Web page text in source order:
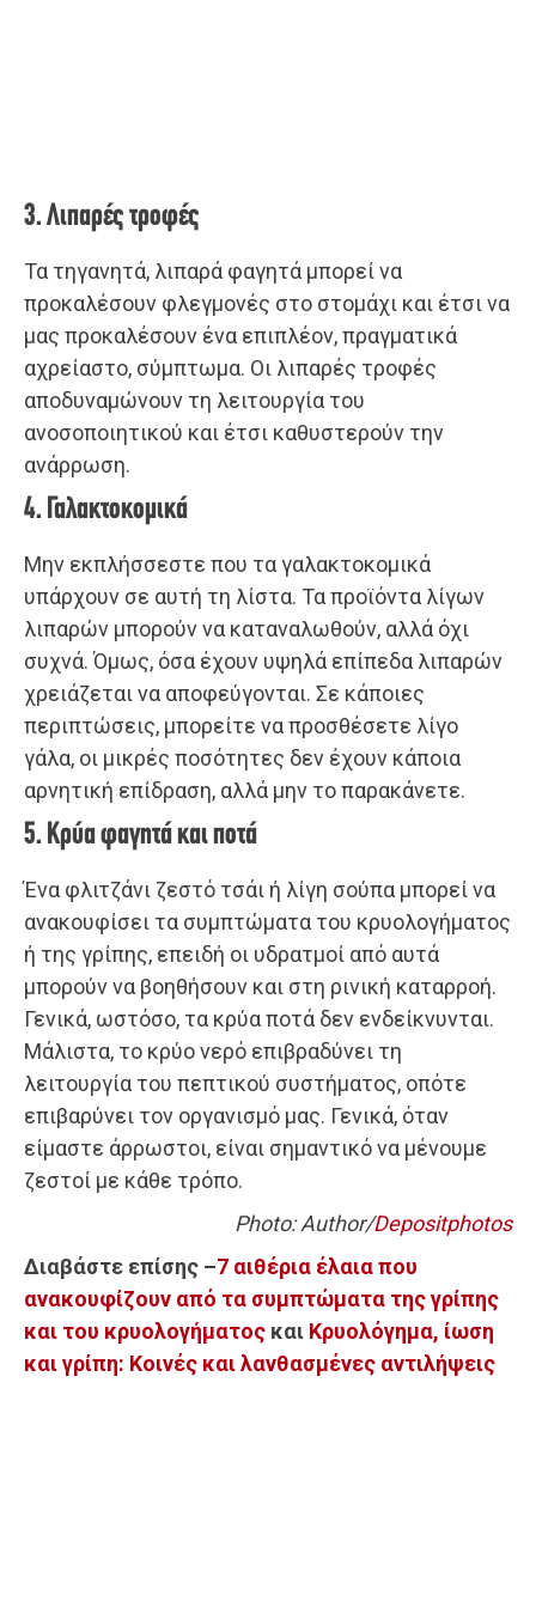
3. Λιπαρές τροφές
Τα τηγανητά, λιπαρά φαγητά μπορεί να
προκαλέσουν φλεγμονές στο στομάχι και έτσι να
μας προκαλέσουν ένα επιπλέον, πραγματικά
αχρείαστο, σύμπτωμα. Οι λιπαρές τροφές
αποδυναμώνουν τη λειτουργία του
ανοσοποιητικού και έτσι καθυστερούν την
ανάρρωση.
4. Γαλακτοκομικά
Μην εκπλήσσεστε που τα γαλακτοκομικά
υπάρχουν σε αυτή τη λίστα. Τα προϊόντα λίγων
λιπαρών μπορούν να καταναλωθούν, αλλά όχι
συχνά. Όμως, όσα έχουν υψηλά επίπεδα λιπαρών
χρειάζεται να αποφεύγονται. Σε κάποιες
περιπτώσεις, μπορείτε να προσθέσετε λίγο
γάλα, οι μικρές ποσότητες δεν έχουν κάποια
αρνητική επίδραση, αλλά μην το παρακάνετε.
5. Κρύα φαγητά και ποτά
Ένα φλιτζάνι ζεστό τσάι ή λίγη σούπα μπορεί να
ανακουφίσει τα συμπτώματα του κρυολογήματος
ή της γρίπης, επειδή οι υδρατμοί από αυτά
μπορούν να βοηθήσουν και στη ρινική καταρροή.
Γενικά, ωστόσο, τα κρύα ποτά δεν ενδείκνυνται.
Μάλιστα, το κρύο νερό επιβραδύνει τη
λειτουργία του πεπτικού συστήματος, οπότε
επιβαρύνει τον οργανισμό μας. Γενικά, όταν
είμαστε άρρωστοι, είναι σημαντικό να μένουμε
ζεστοί με κάθε τρόπο.
Photo: Author/Depositphotos
Διαβάστε επίσης –7 αιθέρια έλαια που
ανακουφίζουν από τα συμπτώματα της γρίπης
και του κρυολογήματος και Κρυολόγημα, ίωση
και γρίπη: Κοινές και λανθασμένες αντιλήψεις